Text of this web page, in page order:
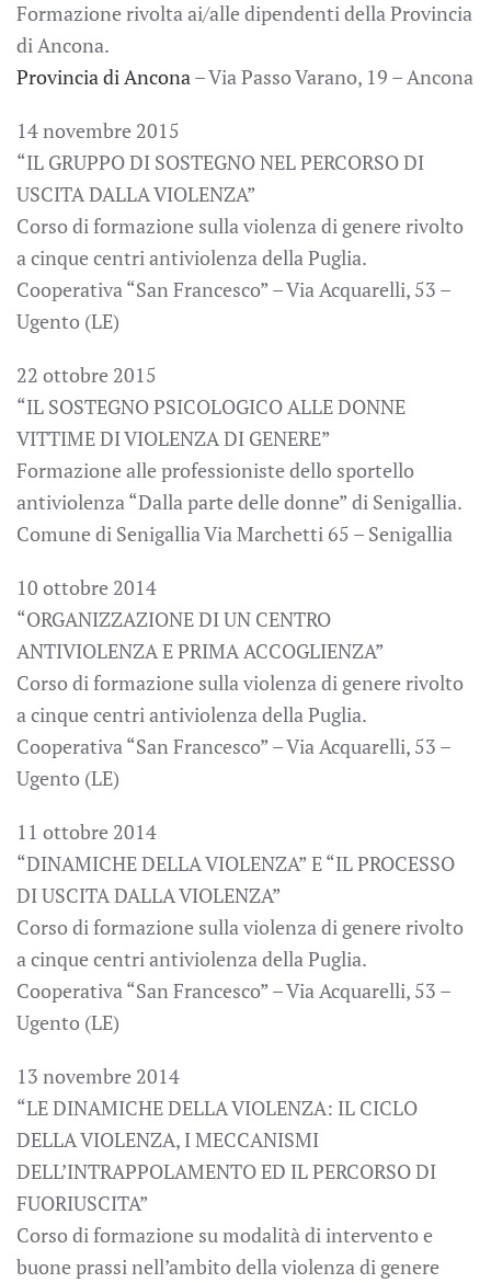
Formazione rivolta ai/alle dipendenti della Provincia
di Ancona.
Provincia di Ancona– Via Passo Varano, 19 – Ancona
14 novembre 2015
“IL GRUPPO DI SOSTEGNO NEL PERCORSO DI
USCITA DALLA VIOLENZA”
Corso di formazione sulla violenza di genere rivolto
a cinque centri antiviolenza della Puglia.
Cooperativa “San Francesco” – Via Acquarelli, 53 –
Ugento (LE)
22 ottobre 2015
“IL SOSTEGNO PSICOLOGICO ALLE DONNE
VITTIME DI VIOLENZA DI GENERE”
Formazione alle professioniste dello sportello
antiviolenza “Dalla parte delle donne” di Senigallia.
Comune di Senigallia Via Marchetti 65 – Senigallia
10 ottobre 2014
“ORGANIZZAZIONE DI UN CENTRO
ANTIVIOLENZA E PRIMA ACCOGLIENZA”
Corso di formazione sulla violenza di genere rivolto
a cinque centri antiviolenza della Puglia.
Cooperativa “San Francesco” – Via Acquarelli, 53 –
Ugento (LE)
11 ottobre 2014
“DINAMICHE DELLA VIOLENZA” E “IL PROCESSO
DI USCITA DALLA VIOLENZA”
Corso di formazione sulla violenza di genere rivolto
a cinque centri antiviolenza della Puglia.
Cooperativa “San Francesco” – Via Acquarelli, 53 –
Ugento (LE)
13 novembre 2014
“LE DINAMICHE DELLA VIOLENZA: IL CICLO
DELLA VIOLENZA, I MECCANISMI
DELL’INTRAPPOLAMENTO ED IL PERCORSO DI
FUORIUSCITA”
Corso di formazione su modalità di intervento e
buone prassi nell’ambito della violenza di genere